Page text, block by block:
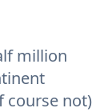
million
course not)